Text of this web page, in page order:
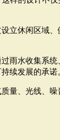
立休闲区域
雨水收集系
续发展的承诺
量、光线、